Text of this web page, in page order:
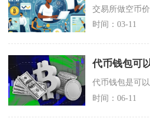
时间：03-11
代币钱包可
时间：06-11